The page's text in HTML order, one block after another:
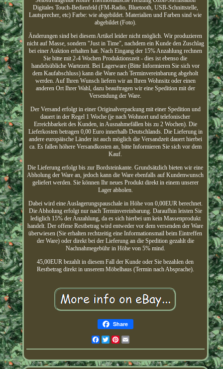
Digitales Touch-Bedienfeld (FM-Radio, Bluetooth, USB-Schnittstelle,
Lautsprecher, etc) Farbe: wie abgebildet. Materialien und Farben sind wie
abgebildet (Foto).
Änderungen sind bei diesem Artikel leider nicht möglich. Wir produzieren
nicht auf Masse, sondern "Just in Time", nachdem ein Kunde den Zuschlag
bei einer Auktion erhalten hat. Nach Eingang der 15% Anzahlung rechnen
Sie bitte mit 2-4 Wochen Produktionszeit - dies ist ebenso die
handelsübliche Wartezeit. Bei Lagerware (Bitte Informieren Sie sich vor
dem Kaufabschluss) kann die Ware nach Terminvereinbarung abgeholt
werden. Auf Ihren Wunsch liefern wir an Ihren Wohnsitz oder einen
anderen Ort Ihrer Wahl, dazu beauftragen wir eine Spedition mit der
Versendung der Ware.
Der Versand erfolgt in einer Originalverpackung mit einer Spedition und
dauert in der Regel 1 Woche (je nach Wohnort und telefonischer
Erreichbarkeit des Kunden, in Ausnahmefällen bis zu 2 Wochen). Die
Lieferkosten betragen 0,00 Euro innerhalb Deutschlands. Die Lieferung in
andere europäische Länder ist auch möglich die Versandzeit dauert hierbei
ca. Es fallen höhere Versandkosten an, bitte Informieren Sie sich vor dem
Kauf.
Die Lieferung erfolgt bis zur Bordsteinkante. Grundsätzlich bieten wir eine
Abholung der Ware an, jedoch kann die Ware ebenfalls auf Kundenwunsch
geliefert werden. Sie können Ihr neues Produkt direkt in einem unserer
Lager abholen.
Dabei wird eine Auslagerungspauschale in Höhe von 0,00EUR berechnet.
Die Abholung erfolgt nur nach Terminvereinbarung. Daraufhin leisten Sie
lediglich 15% der Anzahlung, da es sich hierbei um kein Massenprodukt
handelt. Der offene Restbetrag wird entweder vor dem versenden der Ware
überwiesen (Sie erhalten rechtzeitig eine Informationsmail beim Eintreffen
der Ware) oder direkt bei der Lieferung an die Spedition gezahlt die
Nachnahmegebühr in Höhe von 5% mind.
45,00EUR bezahlt in diesem Fall der Kunde oder Sie bezahlen den
Restbetrag direkt in unserem Möbelhaus (Termin nach Absprache).
Share
Facebook
TwitterPinterest